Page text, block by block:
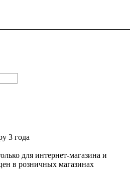
3 года
для интернет-магазина и
в розничных магазинах